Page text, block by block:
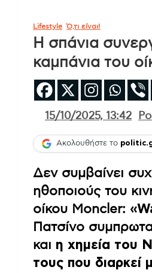
Lifestyle Ό,τι είναι!
Η σπάνια
καμπάνια του
15/10/2025, 13:42
Ακολουθήστε το
Δεν συμβαίνει
ηθοποιούς του
οίκου Moncler:
Πατσίνο
και η χημεία του
τους που διαρκεί